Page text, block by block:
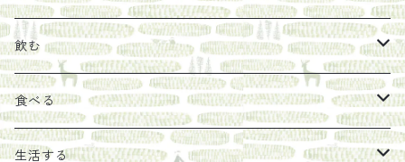
飲む
お茶
エキス
食べる
ジャム
生活する